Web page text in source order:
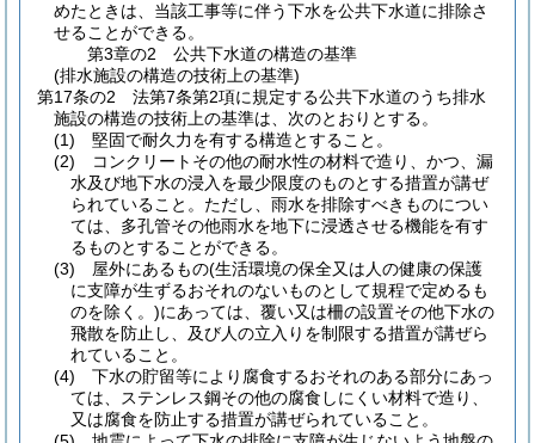
めたときは、当該工事等に伴う下水を公共下水道に排除さ
せることができる。
第3章の2
公共下水道の構造の基準
(排水施設の構造の技術上の基準)
第17条の2
法第7条第2項に規定する公共下水道のうち排水
施設の構造の技術上の基準は、次のとおりとする。
(1)
堅固で耐久力を有する構造とすること。
(2)
コンクリートその他の耐水性の材料で造り、かつ、漏
水及び地下水の浸入を最少限度のものとする措置が講ぜ
られていること。 ただし、雨水を排除すべきものについ
ては、多孔管その他雨水を地下に浸透させる機能を有す
るものとすることができる。
(3)
屋外にあるもの(生活環境の保全又は人の健康の保護
に支障が生ずるおそれのないものとして規程で定めるも
のを除く。)にあっては、覆い又は柵の設置その他下水の
飛散を防止し、及び人の立入りを制限する措置が講ぜら
れていること。
(4)
下水の貯留等により腐食するおそれのある部分にあっ
ては、ステンレス鋼その他の腐食しにくい材料で造り、
又は腐食を防止する措置が講ぜられていること。